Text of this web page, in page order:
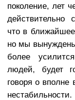
поколение, лет
действительно
что в
но мы
более
людей, будет
говоря о вполне